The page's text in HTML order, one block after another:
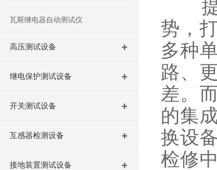
瓦斯继电器自动测试仪
高压测试设备
继电保护测试设备
开关测试设备
互感器检测设备
接地装置测试设备
提
势，
多种
路、
差。
的集
换设
检修